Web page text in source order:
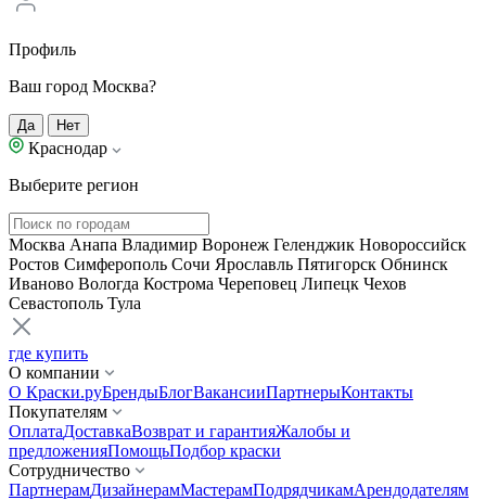
Профиль
Ваш город Москва?
Да Нет
Краснодар
Выберите регион
Москва Анапа Владимир Воронеж Геленджик Новороссийск
Ростов Симферополь Сочи Ярославль Пятигорск Обнинск
Иваново Вологда Кострома Череповец Липецк Чехов
Севастополь Тула
где купить
О компании
О Краски.руБрендыБлогВакансииПартнерыКонтакты
Покупателям
ОплатаДоставкаВозврат и гарантияЖалобы и
предложенияПомощьПодбор краски
Сотрудничество
ПартнерамДизайнерамМастерамПодрядчикамАрендодателям